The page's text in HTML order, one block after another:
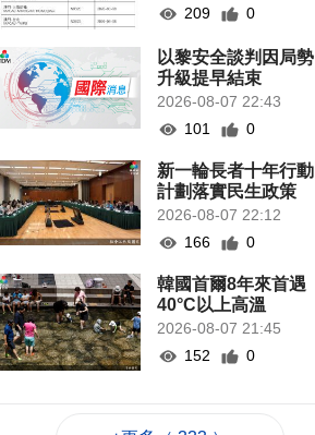
209
0
以黎安全談判因局勢
升級提早結束
2026-08-07 22:43
101
0
新一輪長者十年行動
計劃落實民生政策
2026-08-07 22:12
166
0
韓國首爾8年來首遇
40°C以上高溫
2026-08-07 21:45
152
0